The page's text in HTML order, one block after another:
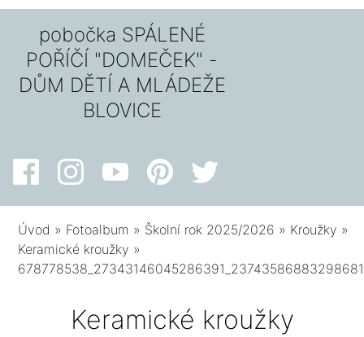
pobočka SPÁLENÉ
POŘÍČÍ "DOMEČEK" -
DŮM DĚTÍ A MLÁDEŽE
BLOVICE
Úvod » Fotoalbum » Školní rok 2025/2026 » Kroužky »
Keramické kroužky »
Keramické kroužky